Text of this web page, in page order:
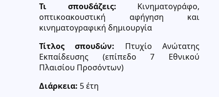
Τι σπουδάζεις: Κινηματογράφο,
οπτικοακουστική αφήγηση και
κινηματογραφική δημιουργία
Τίτλος σπουδών: Πτυχίο Ανώτατης
Εκπαίδευσης (επίπεδο 7 Εθνικού
Πλαισίου Προσόντων)
Διάρκεια: 5 έτη